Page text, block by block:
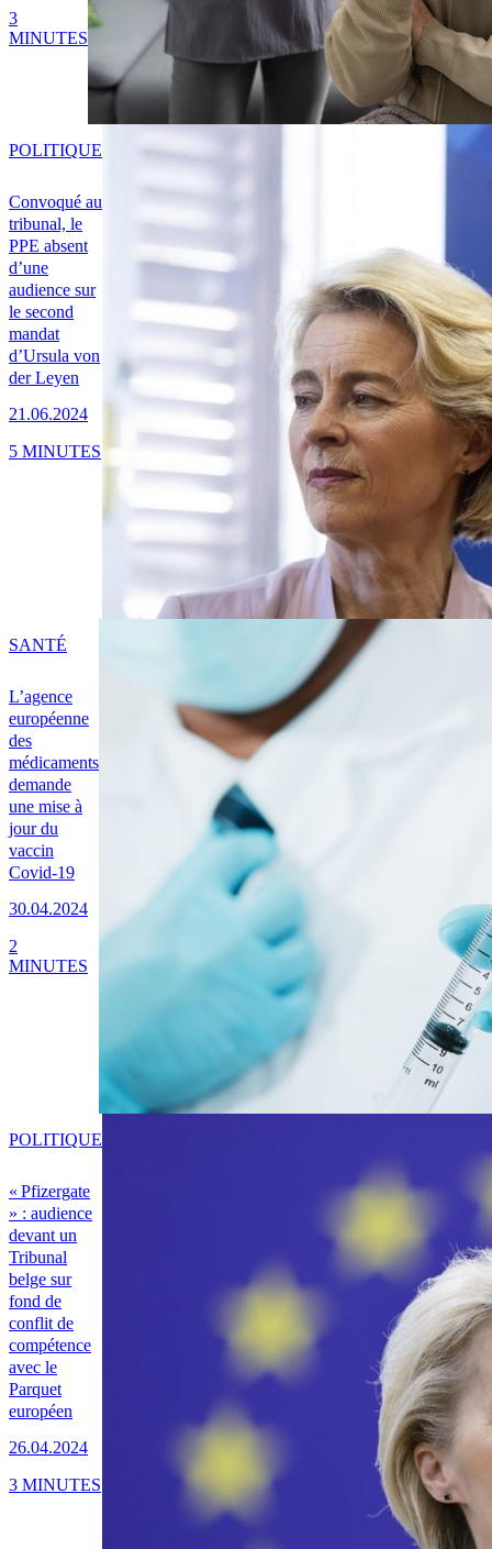
3
MINUTES
Convoqué au
tribunal, le
PPE absent
d’une
audience sur
le second
mandat
d’Ursula von
der Leyen
21.06.2024
POLITIQUE
5 MINUTES
L’agence
européenne
des
médicaments
demande
une mise à
jour du
vaccin
Covid-19
30.04.2024
SANTÉ
2
MINUTES
« Pfizergate
» : audience
devant un
Tribunal
belge sur
fond de
conflit de
compétence
avec le
Parquet
européen
26.04.2024
POLITIQUE
3 MINUTES